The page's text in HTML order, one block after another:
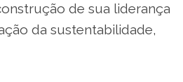
de sua liderança
da sustentabilidade,